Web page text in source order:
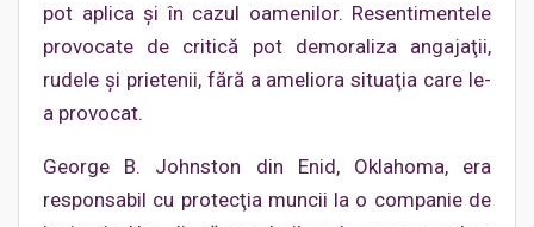
pot aplica şi în cazul oamenilor. Resentimentele
provocate de critică pot demoraliza angajaţii,
rudele şi prietenii, fără a ameliora situaţia care le-
a provocat.
George B. Johnston din Enid, Oklahoma, era
responsabil cu protecţia muncii la o companie de